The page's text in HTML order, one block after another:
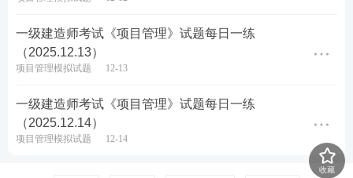
一级建造师考点、难点太多记不住？233
你读薄 教材 ，举一反三，学习做题更有效率！
入听课>>
一级建造师考试《项目管理》试题每日一练
（2025.12.13）
项目管理模拟试题 12-13
一级建造师考试《项目管理》试题每日一练
（2025.12.14）
项目管理模拟试题 12-14
收藏